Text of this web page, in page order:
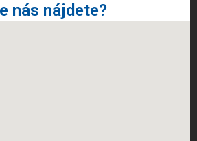
nás nájdete?